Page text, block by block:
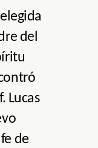
del
Lucas
de